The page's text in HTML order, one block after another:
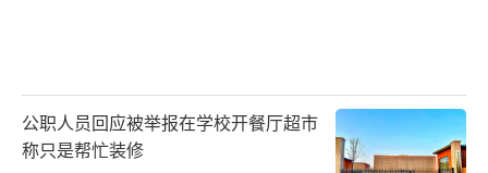
公职人员回应被举报在学校开餐厅超市
称只是帮忙装修